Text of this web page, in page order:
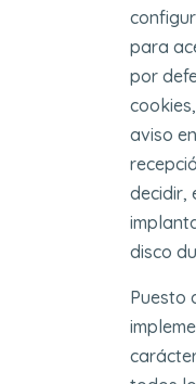
para
por
aviso
decidir,
disco
Puesto